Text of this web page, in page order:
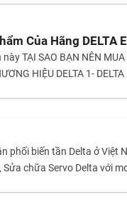
Của Hãng DELTA
TẠI SAO BẠN NÊN MUA
HIỆU DELTA 1-
phối biến tần Delta ở
chữa Servo Delta với